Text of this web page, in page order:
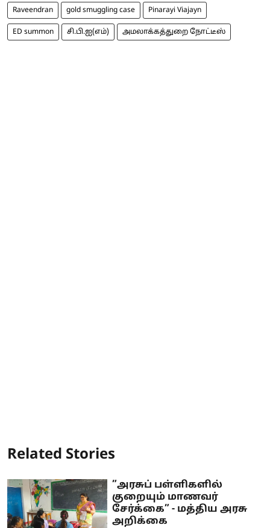
Raveendran gold smuggling case Pinarayi Viajayn
ED summon சி.பி.ஐ(எம்) அமலாக்கத்துறை நோட்டீஸ்
Related Stories
”அரசுப் பள்ளிகளில்
குறையும் மாணவர்
சேர்க்கை” - மத்திய அரசு
அறிக்கை